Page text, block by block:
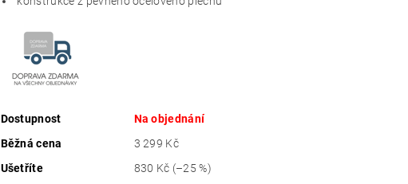
Dostupnost
Na objednání
Běžná cena
3 299 Kč
Ušetříte
830 Kč (–25 %)